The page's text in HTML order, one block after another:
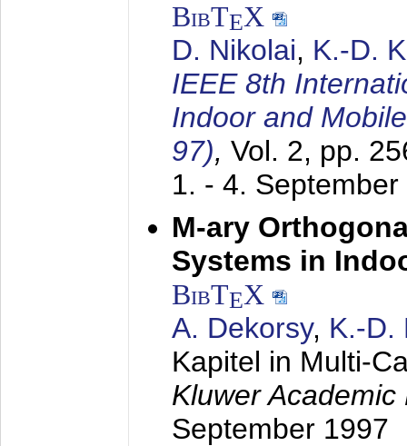
BibTEX
D. Nikolai, K.-D.
IEEE 8th
Indoor and
97), Vol. 2, pp.
1. - 4. September
M-ary
Systems in
BibTEX
A. Dekorsy, K.-D.
Kapitel in Multi-
Kluwer
September 1997